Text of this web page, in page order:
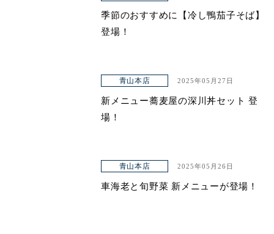
季節のおすすめに【冷し鴨茄子そば】
登場！
青山本店 2025年05月27日
新メニュー蕎麦屋の深川丼セット 登
場！
青山本店 2025年05月26日
車海老と旬野菜 新メニューが登場！